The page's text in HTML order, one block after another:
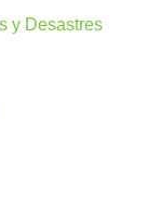
y Desastres